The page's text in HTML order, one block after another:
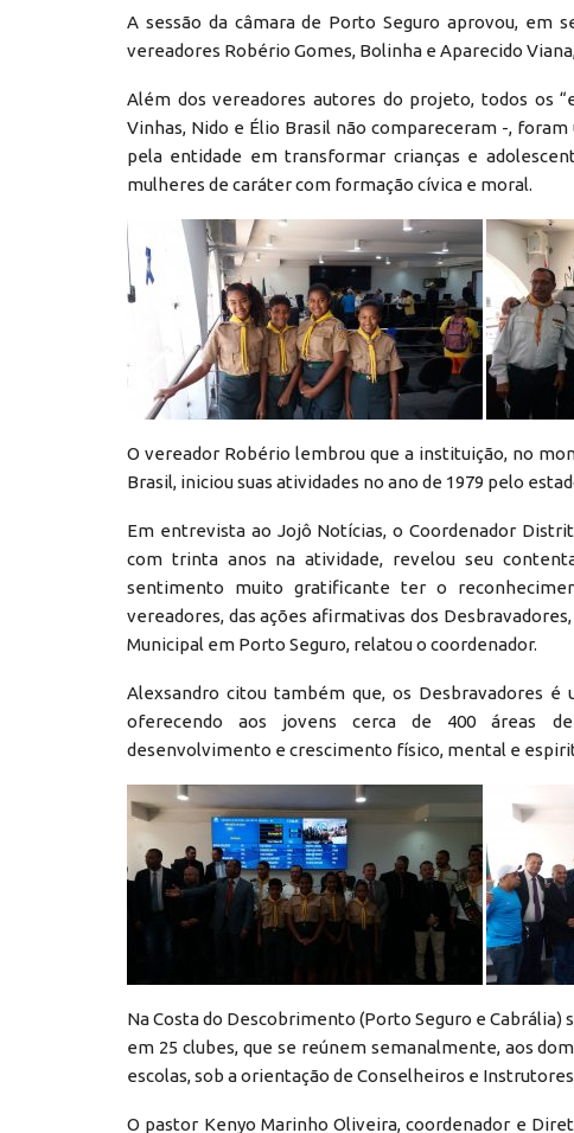
A sessão da câmara de Porto Seguro aprovou, em
vereadores Robério Gomes, Bolinha e Aparecido
Além dos vereadores autores do projeto, todos os
Vinhas, Nido e Élio Brasil não compareceram -,
pela entidade em transformar crianças e
mulheres de caráter com formação cívica e moral.
O vereador Robério lembrou que a instituição, no
Brasil, iniciou suas atividades no ano de 1979 pelo
Em entrevista ao Jojô Notícias, o Coordenador
com trinta anos na atividade, revelou seu
sentimento muito gratificante ter o
vereadores, das ações afirmativas dos
Municipal em Porto Seguro, relatou o coordenador.
Alexsandro citou também que, os Desbravadores
oferecendo aos jovens cerca de 400 áreas de
desenvolvimento e crescimento físico, mental e
Na Costa do Descobrimento (Porto Seguro e Cabrália)
em 25 clubes, que se reúnem semanalmente, aos
escolas, sob a orientação de Conselheiros e
O pastor Kenyo Marinho Oliveira, coordenador e